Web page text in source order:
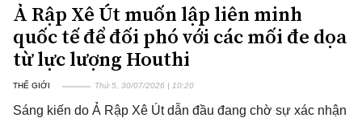
Ả Rập Xê Út muốn lập liên minh
quốc tế để đối phó với các mối đe dọa
từ lực lượng Houthi
THẾ GIỚI Thứ 5, 30/07/2026 | 10:20
Sáng kiến do Ả Rập Xê Út dẫn đầu đang chờ sự xác nhận